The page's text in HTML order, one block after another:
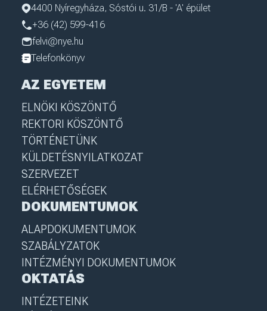
4400 Nyíregyháza, Sóstói u. 31/B - 'A' épület
+36 (42) 599-416
felvi@nye.hu
Telefonkönyv
AZ EGYETEM
ELNÖKI KÖSZÖNTŐ
REKTORI KÖSZÖNTŐ
TÖRTÉNETÜNK
KÜLDETÉSNYILATKOZAT
SZERVEZET
ELÉRHETŐSÉGEK
DOKUMENTUMOK
ALAPDOKUMENTUMOK
SZABÁLYZATOK
INTÉZMÉNYI DOKUMENTUMOK
OKTATÁS
INTÉZETEINK